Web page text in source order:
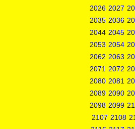
2026 2027
2035 2036
2044 2045
2053 2054
2062 2063
2071 2072
2080 2081
2089 2090
2098 2099
2107 2108